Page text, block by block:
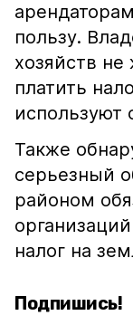
пользу.
хозяйств
платить
используют
Также
серьезный
районом
налог на
Подпишись!